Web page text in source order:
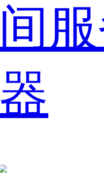
间
器